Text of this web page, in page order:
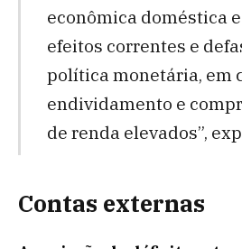
econômica doméstica
efeitos correntes e
política monetária, em
endividamento e
de renda elevados”,
Contas externas